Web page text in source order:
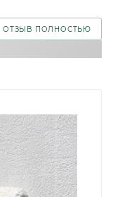
ОТЗЫВ ПОЛНОСТЬЮ